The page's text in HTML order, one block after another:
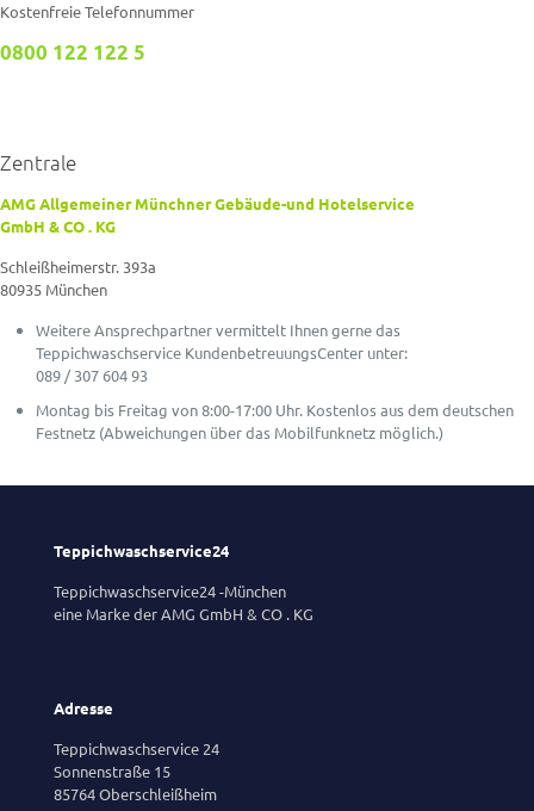
Kostenfreie Telefonnummer
0800 122 122 5
Zentrale
AMG Allgemeiner Münchner Gebäude-und Hotelservice
GmbH & CO . KG
Schleißheimerstr. 393a
80935 München
Weitere Ansprechpartner vermittelt Ihnen gerne das
Teppichwaschservice KundenbetreuungsCenter unter:
089 / 307 604 93
Montag bis Freitag von 8:00-17:00 Uhr. Kostenlos aus dem deutschen
Festnetz (Abweichungen über das Mobilfunknetz möglich.)
Teppichwaschservice24
Teppichwaschservice24 -München
eine Marke der AMG GmbH & CO . KG
Adresse
Teppichwaschservice 24
Sonnenstraße 15
85764 Oberschleißheim